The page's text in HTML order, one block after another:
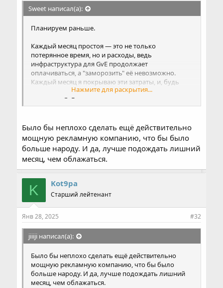
Sweet написал(а):
Планируем раньше.
Каждый месяц простоя — это не только
потерянное время, но и расходы, ведь
инфраструктура для GvE продолжает
оплачиваться, а "заморозить" её невозможно.
Каждый месяц я покрываю эти затраты, и, будь
целью просто заработать, мы бы продолжали
запускать GvE в его прежнем виде с
минимальными изменениями.
Но хотим сделать для вас что-то действительно
новое. Именно поэтомупросим вас ещё немного
подождать
, чтобы завершить все неспеша и
качественно протестировать, на сколько это
возможно.
Нажмите для раскрытия...
Было бы неплохо сделать ещё действительно
мощную рекламную компанию, что бы было
больше народу. И да, лучше подождать лишний
месяц, чем облажаться.
K Kot9pa
Старший лейтенант
Янв 28, 2025 #32
jiiiji написал(а):
Было бы неплохо сделать ещё действительно
мощную рекламную компанию, что бы было
больше народу. И да, лучше подождать лишний
месяц, чем облажаться.